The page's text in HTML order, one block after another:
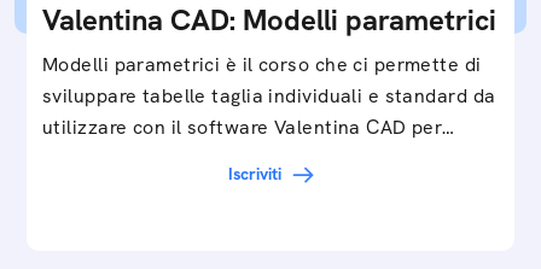
Valentina CAD: Modelli parametrici
Modelli parametrici è il corso che ci permette di
sviluppare tabelle taglia individuali e standard da
utilizzare con il software Valentina CAD per…
Iscriviti